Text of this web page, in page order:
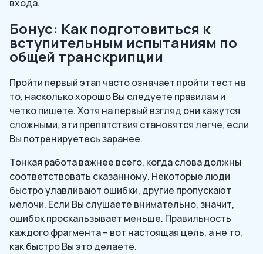
входа.
Бонус: Как подготовиться к
вступительным испытаниям по
общей транскрипции
Пройти первый этап часто означает пройти тест на
то, насколько хорошо Вы следуете правилам и
четко пишете. Хотя на первый взгляд они кажутся
сложными, эти препятствия становятся легче, если
Вы потренируетесь заранее.
Тонкая работа важнее всего, когда слова должны
соответствовать сказанному. Некоторые люди
быстро улавливают ошибки, другие пропускают
мелочи. Если Вы слушаете внимательно, значит,
ошибок проскальзывает меньше. Правильность
каждого фрагмента – вот настоящая цель, а не то,
как быстро Вы это делаете.